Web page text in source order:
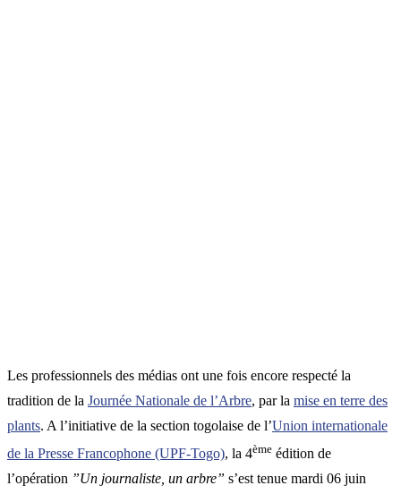
Les professionnels des médias ont une fois encore respecté la
tradition de la Journée Nationale de l’Arbre, par la mise en terre des
plants. A l’initiative de la section togolaise de l’Union internationale
de la Presse Francophone (UPF-Togo), la 4ème édition de
l’opération ”Un journaliste, un arbre” s’est tenue mardi 06 juin